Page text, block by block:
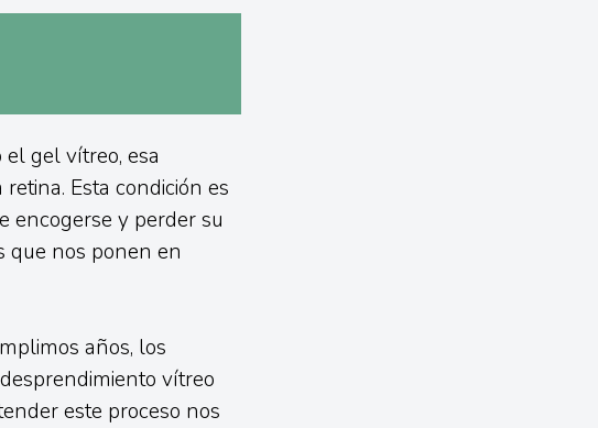
gel vítreo, esa
Esta condición es
encogerse y perder su
que nos ponen en
años, los
vítreo
este proceso nos